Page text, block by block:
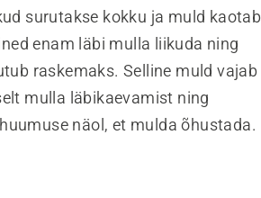
surutakse kokku ja muld kaotab
enam läbi mulla liikuda ning
raskemaks. Selline muld vajab
mulla läbikaevamist ning
näol, et mulda õhustada.